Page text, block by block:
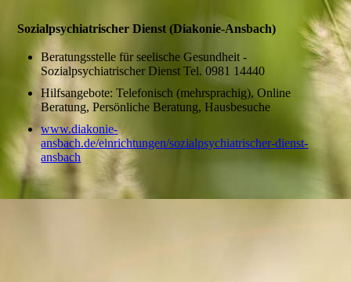
Sozialpsychiatrischer Dienst (Diakonie-Ansbach)
Beratungsstelle für seelische Gesundheit -
Sozialpsychiatrischer Dienst Tel. 0981 14440
Hilfsangebote: Telefonisch (mehrsprachig), Online
Beratung, Persönliche Beratung, Hausbesuche
www.diakonie-
ansbach.de/einrichtungen/sozialpsychiatrischer-dienst-
ansbach